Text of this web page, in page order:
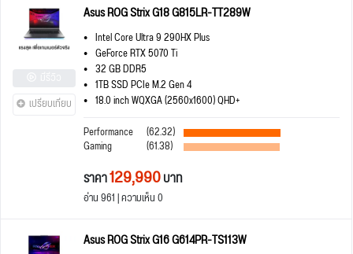
เปรียบเทียบ
Asus ROG Strix G18 G815LR-TT289W
Intel Core Ultra 9 290HX Plus
GeForce RTX 5070 Ti
32 GB DDR5
1TB SSD PCIe M.2 Gen 4
18.0 inch WQXGA (2560x1600) QHD+
Performance
(62.32)
Gaming (61.38)
ราคา129,990บาท
อ่าน 961 | ความเห็น 0
Asus ROG Strix G16 G614PR-TS113W